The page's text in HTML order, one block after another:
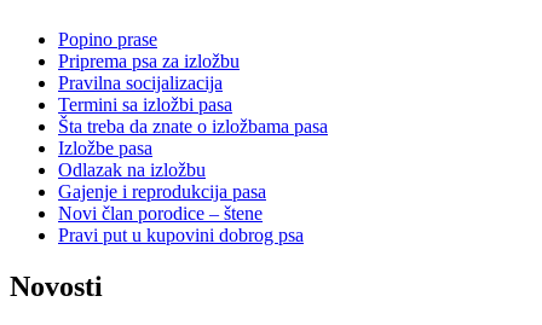
Popino prase
Priprema psa za izložbu
Pravilna socijalizacija
Termini sa izložbi pasa
Šta treba da znate o izložbama pasa
Izložbe pasa
Odlazak na izložbu
Gajenje i reprodukcija pasa
Novi član porodice – štene
Pravi put u kupovini dobrog psa
Novosti